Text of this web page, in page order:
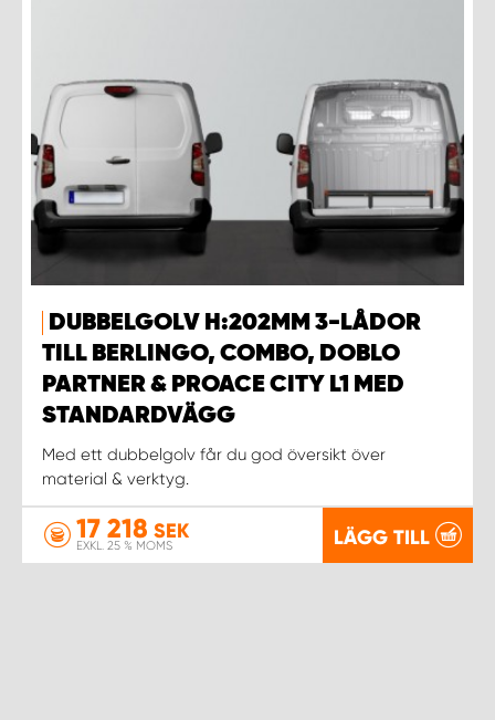
DUBBELGOLV H:202MM 3-LÅDOR
TILL BERLINGO, COMBO, DOBLO
PARTNER & PROACE CITY L1 MED
STANDARDVÄGG
Med ett dubbelgolv får du god översikt över
material & verktyg.
17 218 SEK
EXKL. 25 % MOMS LÄGG TILL